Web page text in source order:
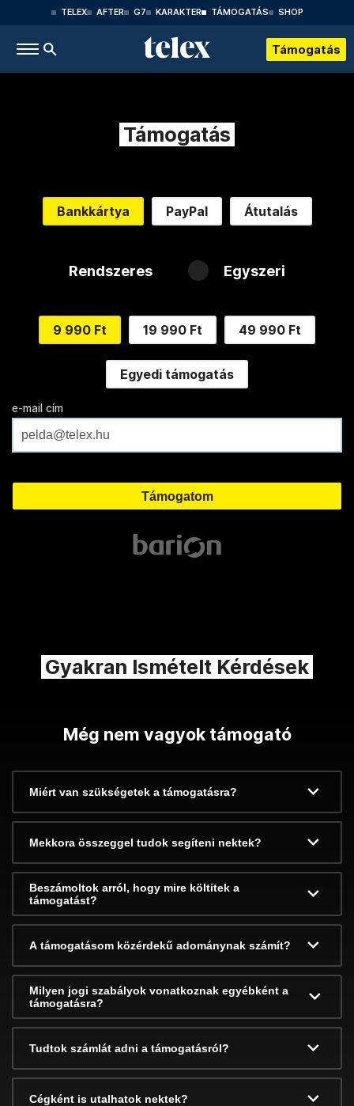
TELEX AFTER G7 KARAKTER TÁMOGATÁS SHOP
Támogatás
Támogatás
Bankkártya PayPal Átutalás
Rendszeres Egyszeri
9 990 Ft 19 990 Ft 49 990 Ft
Egyedi támogatás
e-mail cím
Gyakran Ismételt Kérdések
Még nem vagyok támogató
Miért van szükségetek a támogatásra?
Mekkora összeggel tudok segíteni nektek?
Beszámoltok arról, hogy mire költitek a
támogatást?
A támogatásom közérdekű adománynak számít?
Milyen jogi szabályok vonatkoznak egyébként a
támogatásra?
Tudtok számlát adni a támogatásról?
Cégként is utalhatok nektek?